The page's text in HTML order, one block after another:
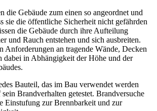
die Gebäude zum einen so angeordnet und
sie die öffentliche Sicherheit nicht gefährden
die Gebäude durch ihre Aufteilung
und Rauch entstehen und sich ausbreiten.
Anforderungen an tragende Wände, Decken
dabei in Abhängigkeit der Höhe und der
Bauteil, das im Bau verwendet werden
Brandverhalten getestet. Brandversuche
Einstufung zur Brennbarkeit und zur